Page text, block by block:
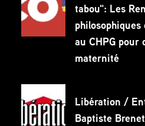
tabou": Les
au CHPG pour
maternité
Libération /
Baptiste